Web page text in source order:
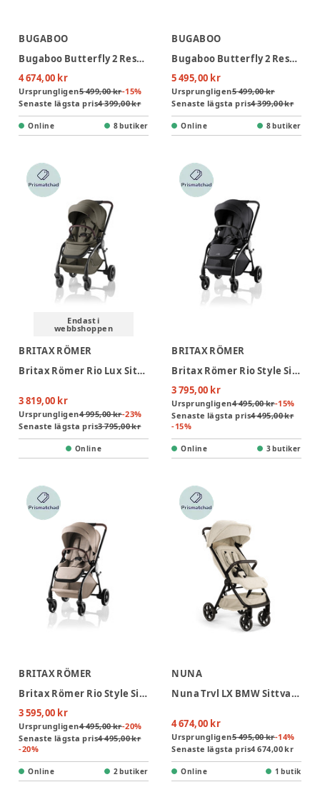
BUGABOO
Bugaboo Butterfly 2 Resevagn - Dusty Pink
4 674,00 kr
Ursprungligen5 499,00 kr-15%
Senaste lägsta pris4 399,00 kr
Online 8 butiker
BUGABOO
Bugaboo Butterfly 2 Resevagn - Black/Desert Taupe
5 495,00 kr
Ursprungligen5 499,00 kr
Senaste lägsta pris4 399,00 kr
Online 8 butiker
Endast i
webbshoppen
BRITAX RÖMER
Britax Römer Rio Lux Sittvagn - Urban Olive
3 819,00 kr
Ursprungligen4 995,00 kr-23%
Senaste lägsta pris3 795,00 kr
Online
BRITAX RÖMER
Britax Römer Rio Style Sittvagn - Carbon Black
3 795,00 kr
Ursprungligen4 495,00 kr-15%
Senaste lägsta pris4 495,00 kr
-15%
Online 3 butiker
BRITAX RÖMER
Britax Römer Rio Style Sittvagn - Teak
3 595,00 kr
Ursprungligen4 495,00 kr-20%
Senaste lägsta pris4 495,00 kr
-20%
Online 2 butiker
NUNA
Nuna Trvl LX BMW Sittvagn - Mica
4 674,00 kr
Ursprungligen5 495,00 kr-14%
Senaste lägsta pris4 674,00 kr
Online 1 butik